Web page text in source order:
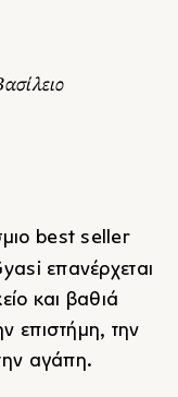
best seller
επανέρχεται
και βαθιά
επιστήμη, την
αγάπη.